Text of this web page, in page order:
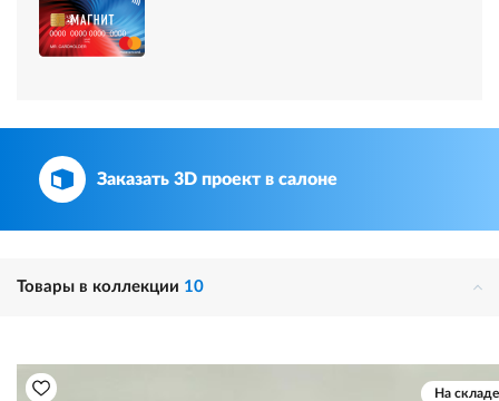
Заказать 3D проект в салоне
Товары в коллекции 10
На складе